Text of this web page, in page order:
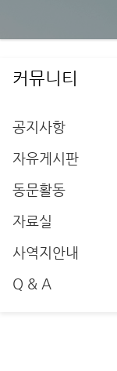
커뮤니티
공지사항
자유게시판
동문활동
자료실
사역지안내
Q & A